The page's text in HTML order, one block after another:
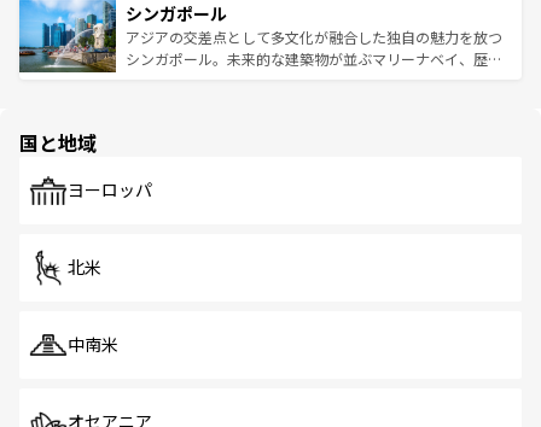
参照してほしい。
激する。気候は一年中温暖で、どの季節にも異なる楽しみ
が待っている。親しみやすいタイの人々、仏教を中心とし
た文化、そして多様な観光資源が、訪れる旅人を魅了し続
み、どこを訪れても感動するはず。観光スポットが密集し
ており、効率よく見どころを回れるのも魅力。息をのむよ
うな絶景から文化的な体験まで、香港を存分に楽しみ尽く
シンガポール
アジアの交差点として多文化が融合した独自の魅力を放つ
シンガポール。未来的な建築物が並ぶマリーナベイ、歴史
で、ホーカーズは地元の風情を楽しめる外せないスポット
国と地域
ヨーロッパ
北米
中南米
オセアニア